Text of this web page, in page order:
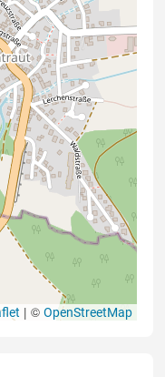
| © OpenStreetMap